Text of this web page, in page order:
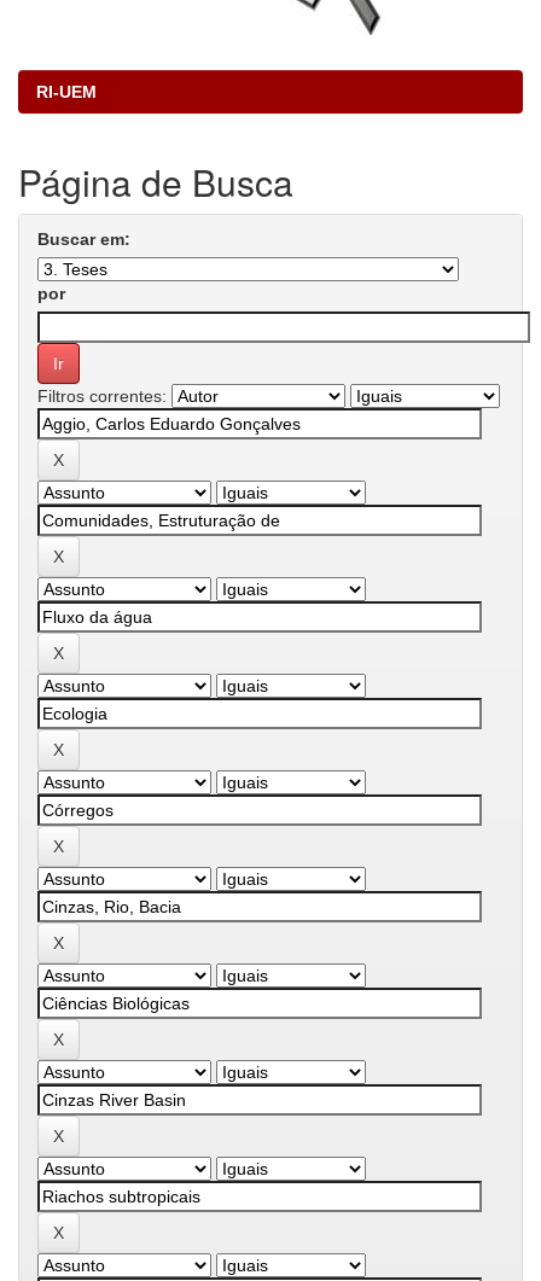
RI-UEM
Página de Busca
Buscar em:
por
Filtros correntes: